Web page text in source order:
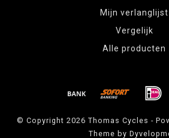
Mijn verlanglijst
Vergelijk
Alle producten
© Copyright 2026 Thomas Cycles -
Theme by